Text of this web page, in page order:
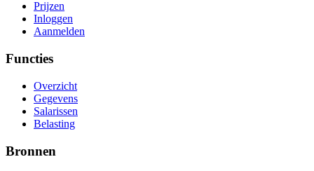
Prijzen
Inloggen
Aanmelden
Functies
Overzicht
Gegevens
Salarissen
Belasting
Bronnen